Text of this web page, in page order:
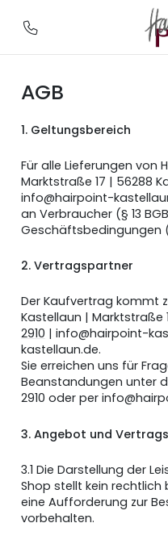
AGB
1. Geltungsbereich
Für alle Lieferungen von
Marktstraße 17 | 56288
info@hairpoint-
an Verbraucher (§ 13
Geschäftsbedingungen
2. Vertragspartner
Der Kaufvertrag kommt
Kastellaun | Marktstraße
2910 | info@hairpoint-
kastellaun.de.
Sie erreichen uns für
Beanstandungen unter
2910 oder per
3. Angebot und
3.1 Die Darstellung der
Shop stellt kein
eine Aufforderung zur
vorbehalten.